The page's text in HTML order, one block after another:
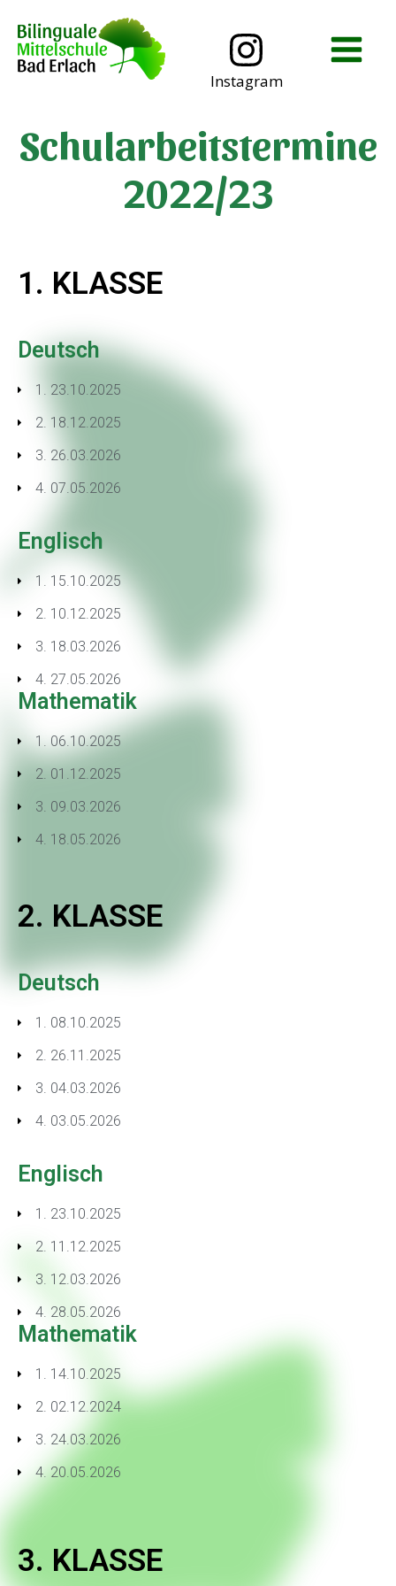
Schulanmeldung
Instagram
Schularbeitstermine
2022/23
1. KLASSE
Deutsch
1. 23.10.2025
2. 18.12.2025
3. 26.03.2026
4. 07.05.2026
Englisch
1. 15.10.2025
2. 10.12.2025
3. 18.03.2026
4. 27.05.2026
Mathematik
1. 06.10.2025
2. 01.12.2025
3. 09.03.2026
4. 18.05.2026
2. KLASSE
Deutsch
1. 08.10.2025
2. 26.11.2025
3. 04.03.2026
4. 03.05.2026
Englisch
1. 23.10.2025
2. 11.12.2025
3. 12.03.2026
4. 28.05.2026
Mathematik
1. 14.10.2025
2. 02.12.2024
3. 24.03.2026
4. 20.05.2026
3. KLASSE